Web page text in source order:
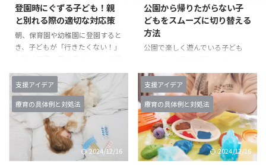
える際に多くの親が経験すること
です。 外出先で次の予定に進む
ときにぐずるのは、子どもが現在
の活動を急に終わらせることに抵
持てないためです。本記事では、
この具 ...
しまう場面。このような状況に、
親は「どうすればもっとスムーズ
に切り替えられるのだろう」と悩
むことが多いです。 遊びからお
子どもが楽しい時間を中断された
く ...
登園時にぐずる子ども！親
と別れる際の適切な対応策
朝、保育園や幼稚園に登園すると
き、子どもが「行きたくない！」
ても、泣きながら抵抗します。最
終的には親にしがみついて、何と
かして離れないようにする場面。
このような状況に直面すると、親
は「どうやったら安心して登園で
きるのだろう」と悩むことが多い
です。 子どもが保育園や幼稚園
公園から帰りたがらない子
どもをスムーズに切り替える
方法
公園で楽しく遊んでいる子ども
ようね」と声をかけると、「いや
だ！まだ遊びたい！」と反発。親
が片付けを促しても、地面に座り
込んだり、遊具にしがみついて動
かなくなります。最終的には泣き
叫びながら抵抗し、周囲の目も気
になり、親が困り果ててしまう場
面。このような経験は、多くの親
支援アイデア
療育の具体例と対処法
2024/12/16
支援アイデア
療育の具体例と対処法
2024/12/16